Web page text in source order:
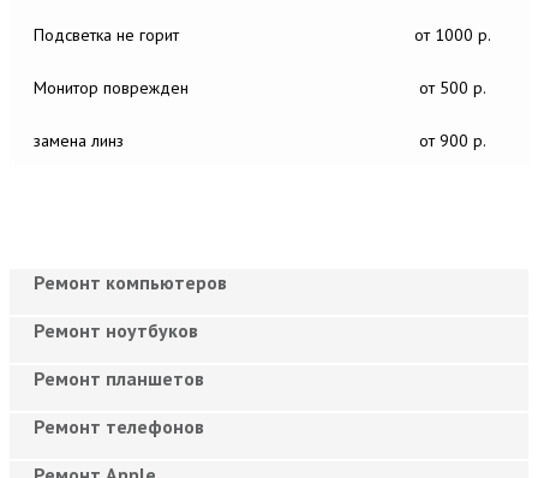
Подсветка не горит от 1000 р.
Монитор поврежден от 500 р.
замена линз от 900 р.
Ремонт компьютеров
Ремонт ноутбуков
Ремонт планшетов
Ремонт телефонов